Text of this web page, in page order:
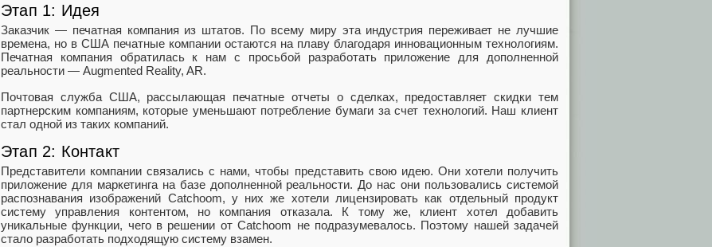
Этап 1: Идея
Заказчик — печатная компания из штатов. По всему миру эта индустрия переживает не лучшие
времена, но в США печатные компании остаются на плаву благодаря инновационным технологиям.
Печатная компания обратилась к нам с просьбой разработать приложение для дополненной
реальности — Augmented Reality, AR.
Почтовая служба США, рассылающая печатные отчеты о сделках, предоставляет скидки тем
партнерским компаниям, которые уменьшают потребление бумаги за счет технологий. Наш клиент
стал одной из таких компаний.
Этап 2: Контакт
Представители компании связались с нами, чтобы представить свою идею. Они хотели получить
приложение для маркетинга на базе дополненной реальности. До нас они пользовались системой
распознавания изображений Catchoom, у них же хотели лицензировать как отдельный продукт
систему управления контентом, но компания отказала. К тому же, клиент хотел добавить
уникальные функции, чего в решении от Catchoom не подразумевалось. Поэтому нашей задачей
стало разработать подходящую систему взамен.